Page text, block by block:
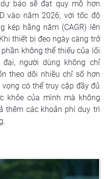
báo sẽ đạt quy mô hơn
vào năm 2026, với tốc độ
kép hằng năm (CAGR) lên
thiết bị đeo ngày càng trở
không thể thiếu của lối
đại, người dùng không chỉ
theo dõi nhiều chỉ số hơn
vọng có thể truy cập đầy đủ
khỏe của mình mà không
thêm các khoản phí duy trì